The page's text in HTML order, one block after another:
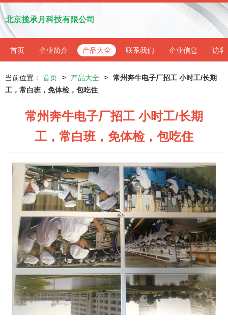
北京揽承月科技有限公司
首页 企业简介 产品大全 联系我们 企业信息 访客
当前位置： 首页 > 产品大全 > 常州奔牛电子厂招工 小时工/长期
工，常白班，免体检，包吃住
常州奔牛电子厂招工 小时工/长期
工，常白班，免体检，包吃住